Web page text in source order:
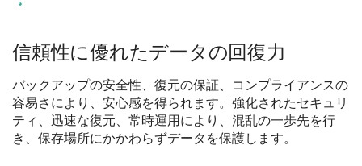
信頼性に優れたデータの回復力
バックアップの安全性、復元の保証、コンプライアンスの
容易さにより、安心感を得られます。強化されたセキュリ
ティ、迅速な復元、常時運用により、混乱の一歩先を行
き、保存場所にかかわらずデータを保護します。